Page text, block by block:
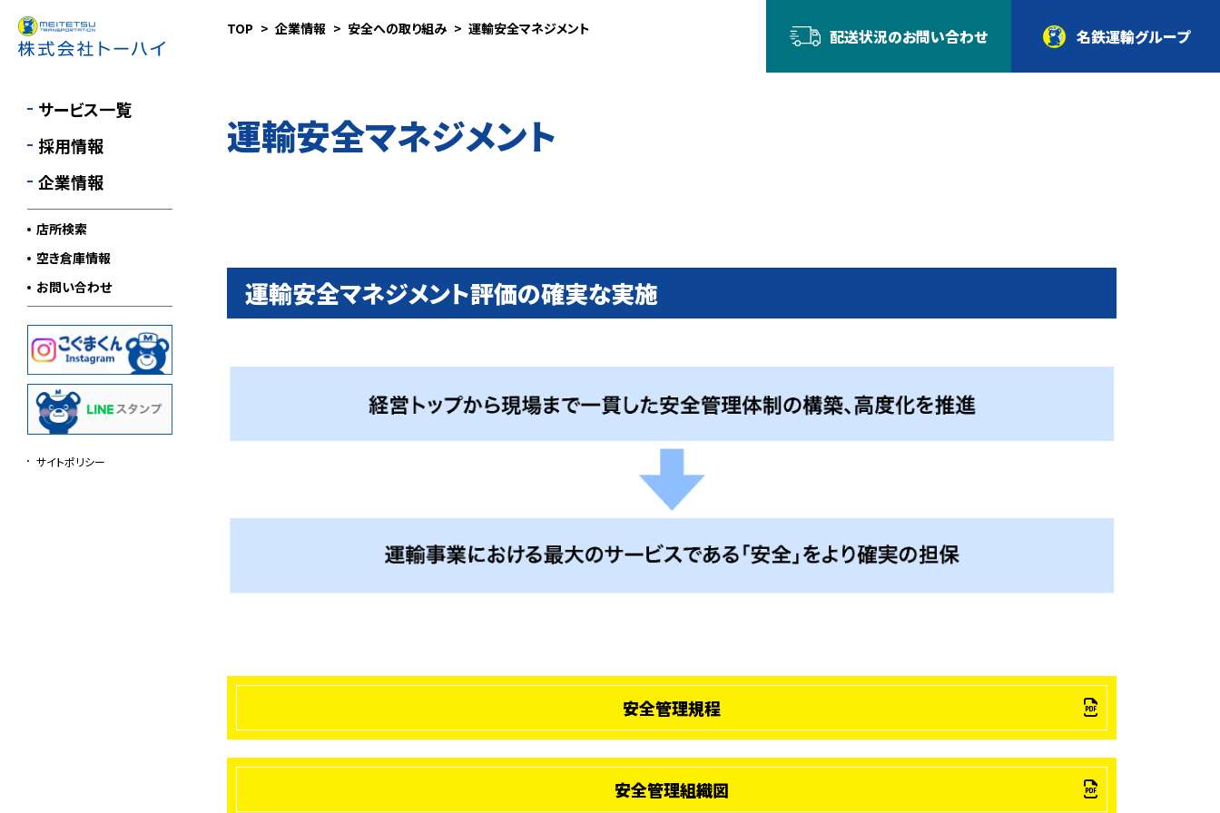
配送状況のお問い合わせ 名鉄運輸グループ
サービス一覧
倉庫管理・流通加工
車輌案内
採用情報
1日の流れを知る
企業情報
会社概要
職場での取り組み
SDGsの取り組み
店所検索
空き倉庫情報
お問い合わせ
サイトポリシー
TOP 企業情報 安全への取り組み 運輸安全マネジメント
運輸安全マネジメント
運輸安全マネジメント評価の確実な実施
安全管理規程
安全管理組織図